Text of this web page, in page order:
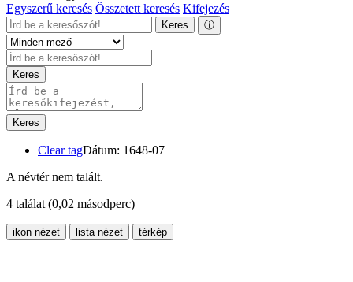
Egyszerű keresés Összetett keresés Kifejezés
Keres ⓘ
Keres
Keres
Clear tagDátum: 1648-07
A névtér nem talált.
4 találat (0,02 másodperc)
ikon nézet lista nézet térkép